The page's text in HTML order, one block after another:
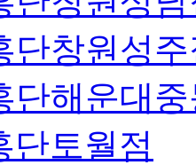
단창원성
단해운대
단토월점